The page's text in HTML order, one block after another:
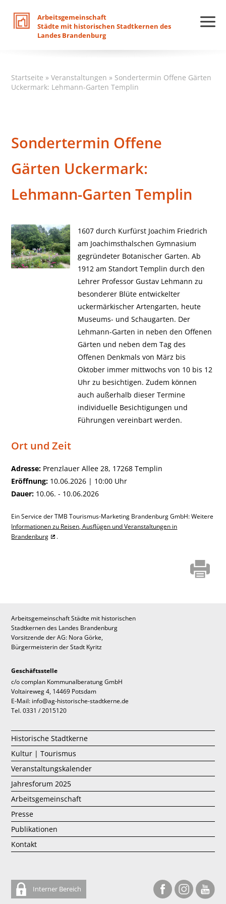
Arbeitsgemeinschaft
Städte mit historischen Stadtkernen des
Landes Brandenburg
Startseite »Veranstaltungen » Sondertermin Offene Gärten
Uckermark: Lehmann-Garten Templin
Sondertermin Offene
Gärten Uckermark:
Lehmann-Garten Templin
1607 durch Kurfürst Joachim Friedrich
am Joachimsthalschen Gymnasium
gegründeter Botanischer Garten. Ab
1912 am Standort Templin durch den
Lehrer Professor Gustav Lehmann zu
besonderer Blüte entwickelter
uckermärkischer Artengarten, heute
Museums- und Schaugarten. Der
Lehmann-Garten in neben den Offenen
Gärten und neben dem Tag des
Offenen Denkmals von März bis
Oktober immer mittwochs von 10 bis 12
Uhr zu besichtigen. Zudem können
auch außerhalb dieser Termine
individuelle Besichtigungen und
Führungen vereinbart werden.
Ort und Zeit
Adresse: Prenzlauer Allee 28, 17268 Templin
Eröffnung: 10.06.2026 | 10:00 Uhr
Dauer: 10.06. - 10.06.2026
Ein Service der TMB Tourismus-Marketing Brandenburg GmbH: Weitere
Informationen zu Reisen, Ausflügen und Veranstaltungen in
Brandenburg
.
Arbeitsgemeinschaft Städte mit historischen
Stadtkernen des Landes Brandenburg
Vorsitzende der AG: Nora Görke,
Bürgermeisterin der Stadt Kyritz
Geschäftsstelle
c/o complan Kommunalberatung GmbH
Voltaireweg 4, 14469 Potsdam
E-Mail: info@ag-historische-stadtkerne.de
Tel. 0331 / 2015120
Historische Stadtkerne
Kultur | Tourismus
Veranstaltungskalender
Jahresforum 2025
Arbeitsgemeinschaft
Presse
Publikationen
Kontakt
Interner Bereich